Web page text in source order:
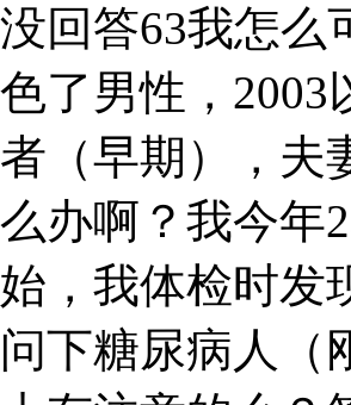
没回答63我怎么
色了男性，2003
者（早期），夫
么办啊？我今年
始，我体检时发
问下糖尿病人（